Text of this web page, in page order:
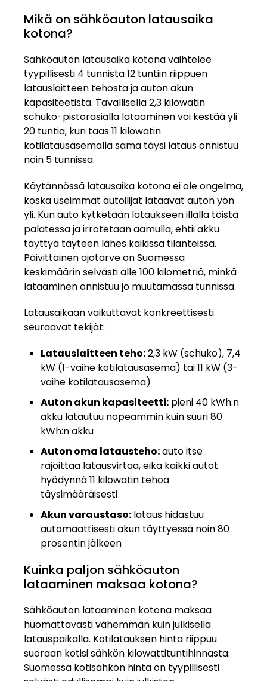
Mikä on sähköauton latausaika
kotona?
Sähköauton latausaika kotona vaihtelee
tyypillisesti 4 tunnista 12 tuntiin riippuen
latauslaitteen tehosta ja auton akun
kapasiteetista. Tavallisella 2,3 kilowatin
schuko-pistorasialla lataaminen voi kestää yli
20 tuntia, kun taas 11 kilowatin
kotilatausasemalla sama täysi lataus onnistuu
noin 5 tunnissa.
Käytännössä latausaika kotona ei ole ongelma,
koska useimmat autoilijat lataavat auton yön
yli. Kun auto kytketään lataukseen illalla töistä
palatessa ja irrotetaan aamulla, ehtii akku
täyttyä täyteen lähes kaikissa tilanteissa.
Päivittäinen ajotarve on Suomessa
keskimäärin selvästi alle 100 kilometriä, minkä
lataaminen onnistuu jo muutamassa tunnissa.
Latausaikaan vaikuttavat konkreettisesti
seuraavat tekijät:
Latauslaitteen teho:2,3 kW (schuko), 7,4
kW (1-vaihe kotilatausasema) tai 11 kW (3-
vaihe kotilatausasema)
Auton akun kapasiteetti: pieni 40 kWh:n
akku latautuu nopeammin kuin suuri 80
kWh:n akku
Auton oma latausteho:auto itse
rajoittaa latausvirtaa, eikä kaikki autot
hyödynnä 11 kilowatin tehoa
täysimääräisesti
Akun varaustaso: lataus hidastuu
automaattisesti akun täyttyessä noin 80
prosentin jälkeen
Kuinka paljon sähköauton
lataaminen maksaa kotona?
Sähköauton lataaminen kotona maksaa
huomattavasti vähemmän kuin julkisella
latauspaikalla. Kotilatauksen hinta riippuu
suoraan kotisi sähkön kilowattituntihinnasta.
Suomessa kotisähkön hinta on tyypillisesti